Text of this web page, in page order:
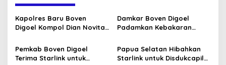
Kapolres Baru Boven
Digoel Kompol Dian Novita
Damkar Boven Digoel
Padamkan Kebakaran
Pemkab Boven Digoel
Terima Starlink untuk
Papua Selatan Hibahkan
Starlink untuk Disdukcapil